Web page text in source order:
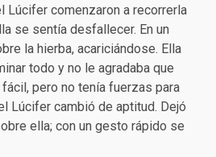
Lúcifer comenzaron a recorrerla
se sentía desfallecer. En un
la hierba, acariciándose. Ella
todo y no le agradaba que
pero no tenía fuerzas para
Lúcifer cambió de aptitud. Dejó
ella; con un gesto rápido se